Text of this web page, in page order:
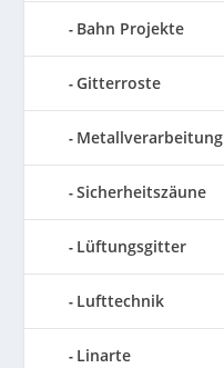
Bahn Projekte
Gitterroste
Metallverarbeitung
Sicherheitszäune
Lüftungsgitter
Lufttechnik
Linarte